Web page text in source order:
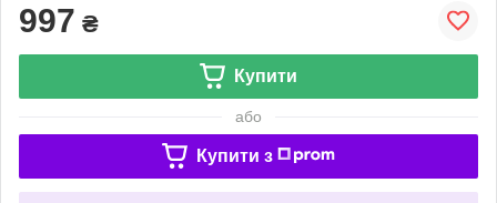
997 ₴
Купити
або
Купити з